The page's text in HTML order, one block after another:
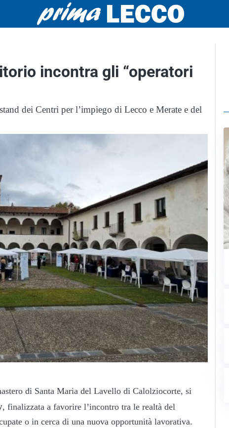
incontra gli “operatori
dei Centri per l’impiego di Lecco e Merate e del
di Santa Maria del Lavello di Calolziocorte, si
, finalizzata a favorire l’incontro tra le realtà del
o in cerca di una nuova opportunità lavorativa.